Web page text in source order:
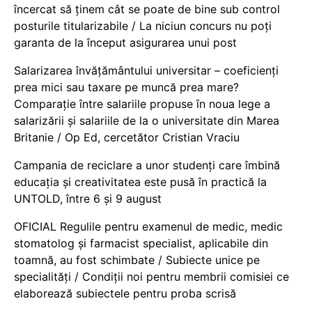
încercat să ținem cât se poate de bine sub control
posturile titularizabile / La niciun concurs nu poți
garanta de la început asigurarea unui post
Salarizarea învățământului universitar – coeficienți
prea mici sau taxare pe muncă prea mare?
Comparație între salariile propuse în noua lege a
salarizării și salariile de la o universitate din Marea
Britanie / Op Ed, cercetător Cristian Vraciu
Campania de reciclare a unor studenți care îmbină
educația și creativitatea este pusă în practică la
UNTOLD, între 6 și 9 august
OFICIAL Regulile pentru examenul de medic, medic
stomatolog și farmacist specialist, aplicabile din
toamnă, au fost schimbate / Subiecte unice pe
specialități / Condiții noi pentru membrii comisiei ce
elaborează subiectele pentru proba scrisă